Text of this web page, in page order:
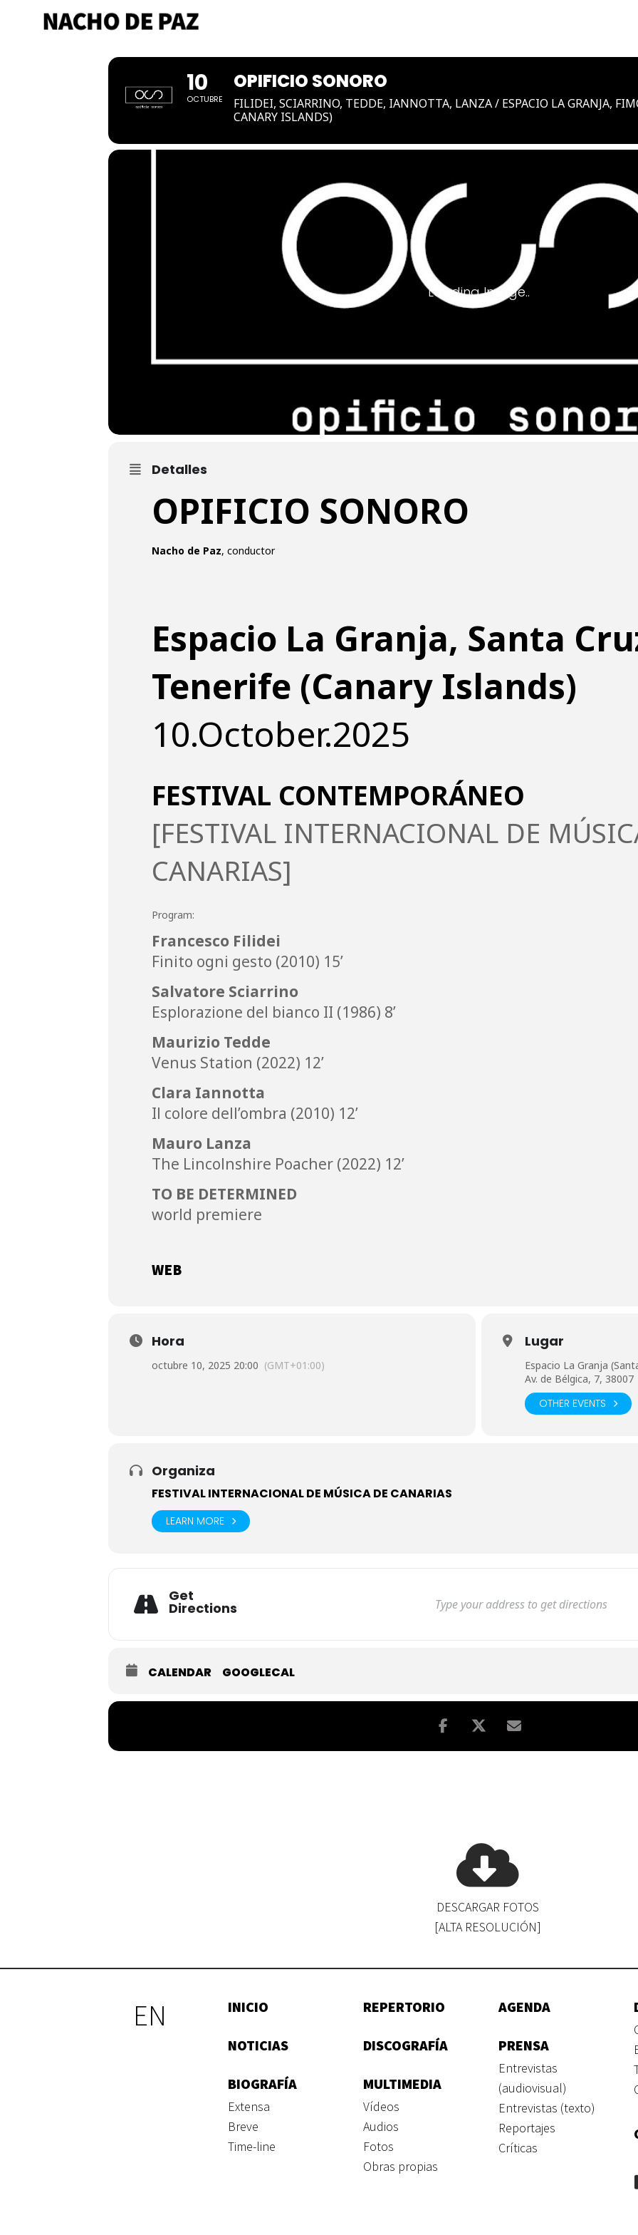
OPIFICIO SONORO
10
OCTUBRE
OPIFICIO SONORO
FILIDEI, SCIARRINO, TEDDE, IANNOTTA, LANZA / ESPACIO LA GRANJA,
CANARY ISLANDS)
Detalles
OPIFICIO SONORO
Nacho de Paz, conductor
Espacio La Granja, Santa
Tenerife (Canary Islands)
10.October.2025
FESTIVAL CONTEMPORÁNEO
[FESTIVAL INTERNACIONAL DE
CANARIAS]
Program:
Francesco Filidei
Finito ogni gesto (2010) 15’
Salvatore Sciarrino
Esplorazione del bianco II (1986) 8’
Maurizio Tedde
Venus Station (2022) 12’
Clara Iannotta
Il colore dell’ombra (2010) 12’
Mauro Lanza
The Lincolnshire Poacher (2022) 12’
TO BE DETERMINED
world premiere
WEB
Hora
octubre 10, 2025 20:00 (GMT+01:00)
Lugar
Espacio La Granja
Av. de Bélgica, 7, 38007
OTHER EVENTS
Organiza
FESTIVAL INTERNACIONAL DE MÚSICA DE CANARIAS
LEARN MORE
Get
Directions
CALENDAR GOOGLECAL
DESCARGAR FOTOS
[ALTA RESOLUCIÓN]
EN INICIO
NOTICIAS
BIOGRAFÍA
Extensa
Breve
Time-line
REPERTORIO
DISCOGRAFÍA
MULTIMEDIA
Vídeos
Audios
Fotos
Obras propias
AGENDA
PRENSA
Entrevistas
(audiovisual)
Entrevistas (texto)
Reportajes
Críticas